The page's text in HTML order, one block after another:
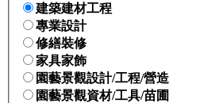
建築建材工程
專業設計
修繕裝修
家具家飾
園藝景觀設計/工程/營造
園藝景觀資材/工具/苗圃